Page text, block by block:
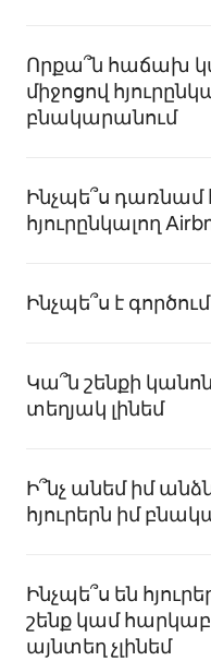
Որքա՞ն հաճախ
միջոցով
բնակարանում
Ինչպե՞ս
հյուրընկալող
Ինչպե՞ս է
Կա՞ն շենքի
տեղյակ լինեմ
Ի՞նչ անեմ իմ
հյուրերն իմ
Ինչպե՞ս են
շենք կամ
այնտեղ չլինեմ